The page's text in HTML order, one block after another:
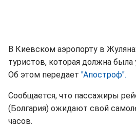
В Киевском аэропорту в
туристов, которая должна была
Об этом передает "Апостроф".
Сообщается, что пассажиры
(Болгария) ожидают свой
часов.